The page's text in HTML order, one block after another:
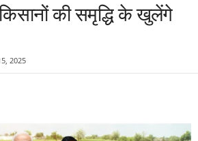
की समृद्धि के खुलेंगे
2025